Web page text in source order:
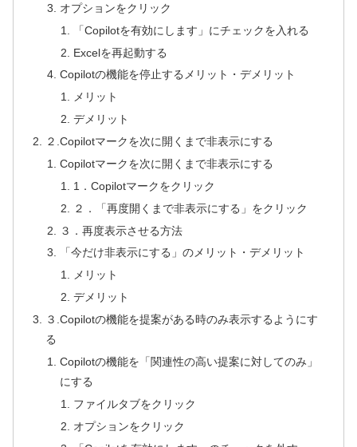
オプションをクリック
「Copilotを有効にします」にチェックを入れる
Excelを再起動する
Copilotの機能を停止するメリット・デメリット
メリット
デメリット
２.Copilotマークを次に開くまで非表示にする
Copilotマークを次に開くまで非表示にする
1．Copilotマークをクリック
２．「再度開くまで非表示にする」をクリック
３．再度表示させる方法
「今だけ非表示にする」のメリット・デメリット
メリット
デメリット
３.Copilotの機能を提案がある時のみ表示するようにす
る
Copilotの機能を「関連性の高い提案に対してのみ」
にする
ファイルタブをクリック
オプションをクリック